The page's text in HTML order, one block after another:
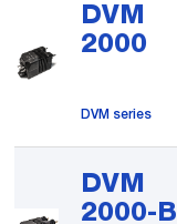
DVM
2000
DVM series
DVM
2000-B